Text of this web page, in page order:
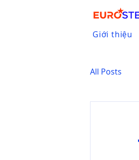
Giới thiệu
All Posts